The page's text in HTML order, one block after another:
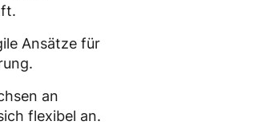
Ansätze für
an
flexibel an.